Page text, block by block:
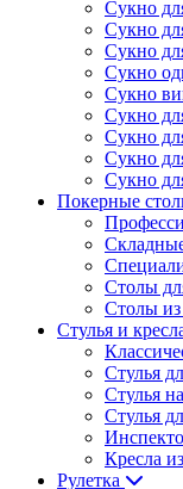
Сукно
Сукно
Сукно
Сукно
Сукно
Сукно
Сукно
Сукно
Сукно
Покерные
Столы
Столы из
Стулья и
Стулья
Стулья
Стулья
Кресла
Рулетка